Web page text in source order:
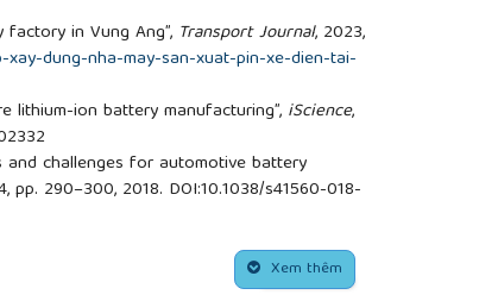
in Vung Ang”, Transport Journal, 2023,
dung-nha-may-san-xuat-pin-xe-dien-tai-
lithium-ion battery manufacturing”, iScience,
and challenges for automotive battery
pp. 290–300, 2018. DOI:10.1038/s41560-018-
manufacturing systems: state of the art and
, Vol. 58, No. 7, pp. 1927-1949, 2020. DOI:
Xem thêm